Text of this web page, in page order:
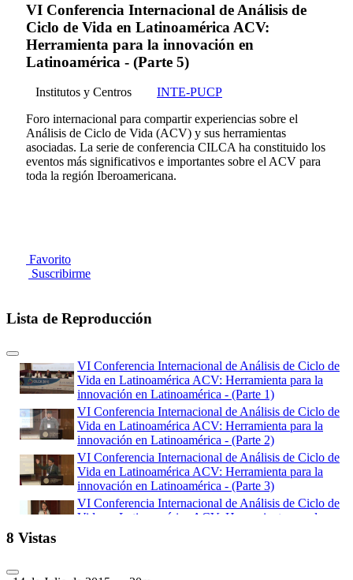
VI Conferencia Internacional de Análisis de
Ciclo de Vida en Latinoamérica ACV:
Herramienta para la innovación en
Latinoamérica - (Parte 5)
Institutos y Centros
INTE-PUCP
Foro internacional para compartir experiencias sobre el
Análisis de Ciclo de Vida (ACV) y sus herramientas
asociadas. La serie de conferencia CILCA ha constituido los
eventos más significativos e importantes sobre el ACV para
toda la región Iberoamericana.
Favorito
Suscribirme
Lista de Reproducción
VI Conferencia Internacional de Análisis de Ciclo de
Vida en Latinoamérica ACV: Herramienta para la
innovación en Latinoamérica - (Parte 1)
VI Conferencia Internacional de Análisis de Ciclo de
Vida en Latinoamérica ACV: Herramienta para la
innovación en Latinoamérica - (Parte 2)
VI Conferencia Internacional de Análisis de Ciclo de
Vida en Latinoamérica ACV: Herramienta para la
innovación en Latinoamérica - (Parte 3)
VI Conferencia Internacional de Análisis de Ciclo de
Vida en Latinoamérica ACV: Herramienta para la
innovación en Latinoamérica - (Parte 5)
8 Vistas